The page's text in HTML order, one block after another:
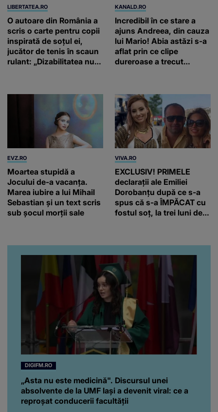
LIBERTATEA.RO
O autoare din România a
scris o carte pentru copii
inspirată de soțul ei,
jucător de tenis în scaun
rulant: „Dizabilitatea nu
KANALD.RO
Incredibil în ce stare a
ajuns Andreea, din cauza
lui Mario! Abia astăzi s-a
aflat prin ce clipe
dureroase a trecut
EVZ.RO
Moartea stupidă a
Jocului de-a vacanța.
Marea iubire a lui Mihail
Sebastian și un text scris
sub șocul morții sale
VIVA.RO
EXCLUSIV! PRIMELE
declarații ale Emiliei
Dorobanțu după ce s-a
spus că s-a ÎMPĂCAT cu
fostul soț, la trei luni de
artistă i-a lăsat MASCĂ
pe toți. De data aceasta,
chiar a rupt tăcerea:
”Poate că aveam să ne
spunem, să ne...”
DIGIFM.RO
„Asta nu este medicină". Discursul unei
absolvente de la UMF Iași a devenit viral: ce a
reproșat conducerii facultății